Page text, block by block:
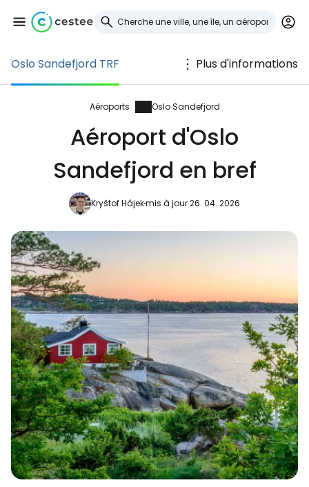
Oslo Sandefjord TRF Plus d'informations
Aéroports Oslo Sandefjord
Aéroport d'Oslo
Sandefjord en bref
Kryštof Hájekmis à jour 26. 04. 2026
Se connecter à
Cestee
... la communauté mondiale des voyageurs
Continuer avec Google
Poursuivre avec le courrier
électronique